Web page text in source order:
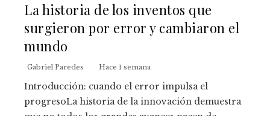
La historia de los inventos que
surgieron por error y cambiaron el
mundo
Gabriel Paredes Hace 1 semana
Introducción: cuando el error impulsa el
progresoLa historia de la innovación demuestra